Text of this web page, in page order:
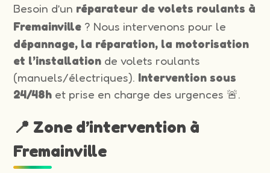
Besoin d’un réparateur de volets roulants à
Fremainville ? Nous intervenons pour le
dépannage, la réparation, la motorisation
et l’installation de volets roulants
(manuels/électriques). Intervention sous
24/48h et prise en charge des urgences 🚨.
📍 Zone d’intervention à
Fremainville